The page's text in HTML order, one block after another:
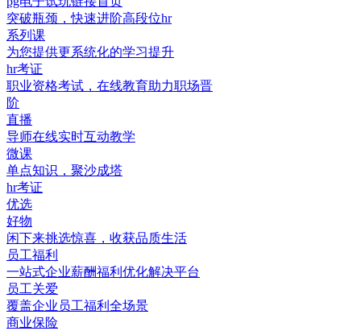
突破瓶颈，快速进阶高段位hr
系列课
为您提供更系统化的学习提升
hr考证
职业资格考试，在线教育助力职场晋
阶
直播
导师在线实时互动教学
微课
单点知识，聚沙成塔
hr考证
优选
好物
闲下来挑选惊喜，收获品质生活
员工福利
一站式企业薪酬福利优化解决平台
员工关爱
覆盖企业员工福利全场景
商业保险